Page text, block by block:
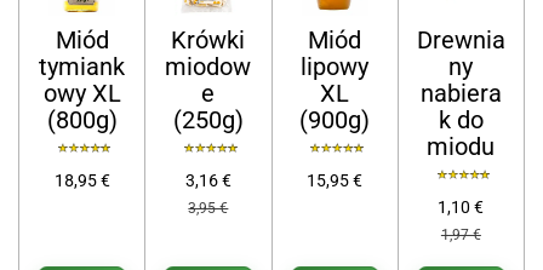
Miód
tymiank
owy XL
(800g)
18,95 €
Krówki
miodow
e
(250g)
3,16 €
3,95 €
Miód
lipowy
XL
(900g)
15,95 €
Drewnia
ny
nabiera
k do
miodu
1,10 €
1,97 €